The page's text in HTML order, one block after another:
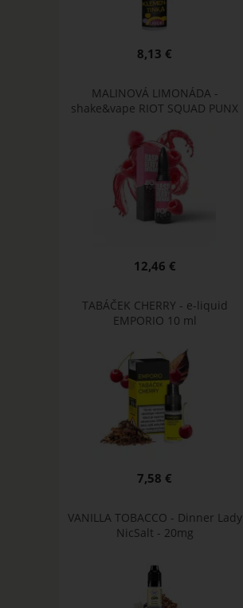
8,13 €
MALINOVÁ LIMONÁDA -
shake&vape RIOT SQUAD PUNX
12,46 €
TABÁČEK CHERRY - e-liquid
EMPORIO 10 ml
7,58 €
VANILLA TOBACCO - Dinner Lady
NicSalt - 20mg